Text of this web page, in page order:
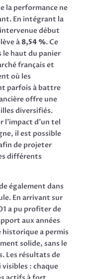
la performance ne
En intégrant la
début
à8,54 %. Ce
le haut du panier
français et
où les
parfois à battre
offre une
diversifiés.
l’impact d’un tel
il est possible
de projeter
différents
également dans
En arrivant sur
a pu profiter de
aux années
a permis
solide, sans le
Les résultats de
: chaque